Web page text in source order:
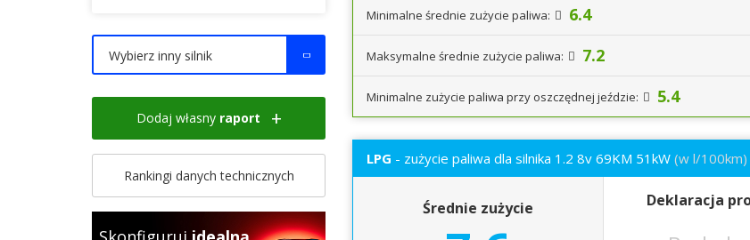
Minimalne średnie zużycie paliwa: 6.4
Maksymalne średnie zużycie paliwa: 7.2
Minimalne zużycie paliwa przy oszczędnej jeździe: 5.4
LPG - zużycie paliwa dla silnika 1.2 8v 69KM 51kW (w l/100km)
Średnie zużycie Deklaracja
Wybierz inny silnik
Dodaj własny raport
Rankingi danych technicznych